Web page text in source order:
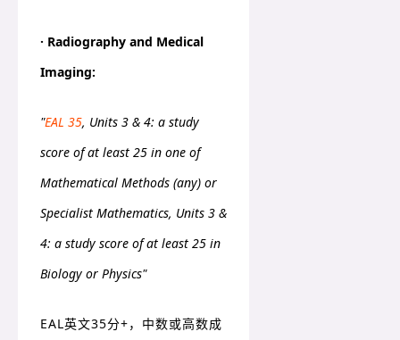
· Radiography and Medical
Imaging:
"EAL 35, Units 3 & 4: a study
score of at least 25 in one of
Mathematical Methods (any) or
Specialist Mathematics, Units 3 &
4: a study score of at least 25 in
Biology or Physics"
EAL英文35分+，中数或高数成